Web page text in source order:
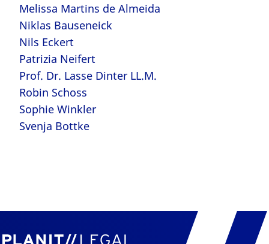
Melissa Martins de Almeida
Niklas Bauseneick
Nils Eckert
Patrizia Neifert
Prof. Dr. Lasse Dinter LL.M.
Robin Schoss
Sophie Winkler
Svenja Bottke